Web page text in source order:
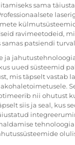
sama
ravimeetodeid,
patsiendi
ja
uued süsteemid
mis täpselt vastab
nii ohutust
siis ja seal, kus